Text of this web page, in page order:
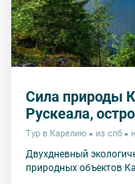
Сила природы
Рускеала,
Тур в Карелию из спб
Двухдневный
природных объектов